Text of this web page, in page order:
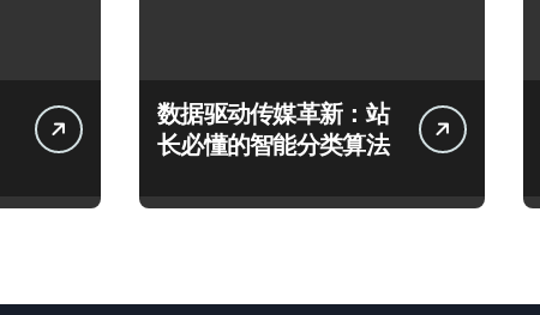
数据驱动传媒革新：站
长必懂的智能分类算法